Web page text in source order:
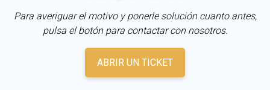
Para averiguar el motivo y ponerle solución cuanto antes,
pulsa el botón para contactar con nosotros.
ABRIR UN TICKET